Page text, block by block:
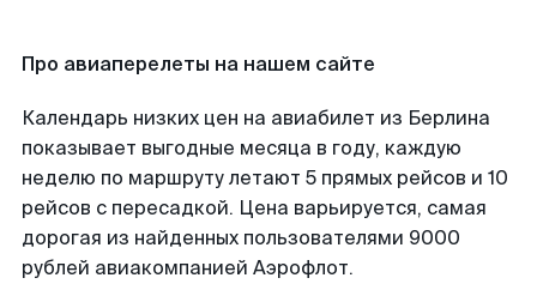
Про авиаперелеты на нашем сайте
Календарь низких цен на авиабилет из Берлина
показывает выгодные месяца в году, каждую
неделю по маршруту летают 5 прямых рейсов и 10
рейсов с пересадкой. Цена варьируется, самая
дорогая из найденных пользователями 9000
рублей авиакомпанией Аэрофлот.